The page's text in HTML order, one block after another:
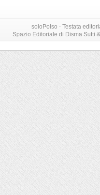
soloPolso - Testata
Spazio Editoriale di Disma Sutti